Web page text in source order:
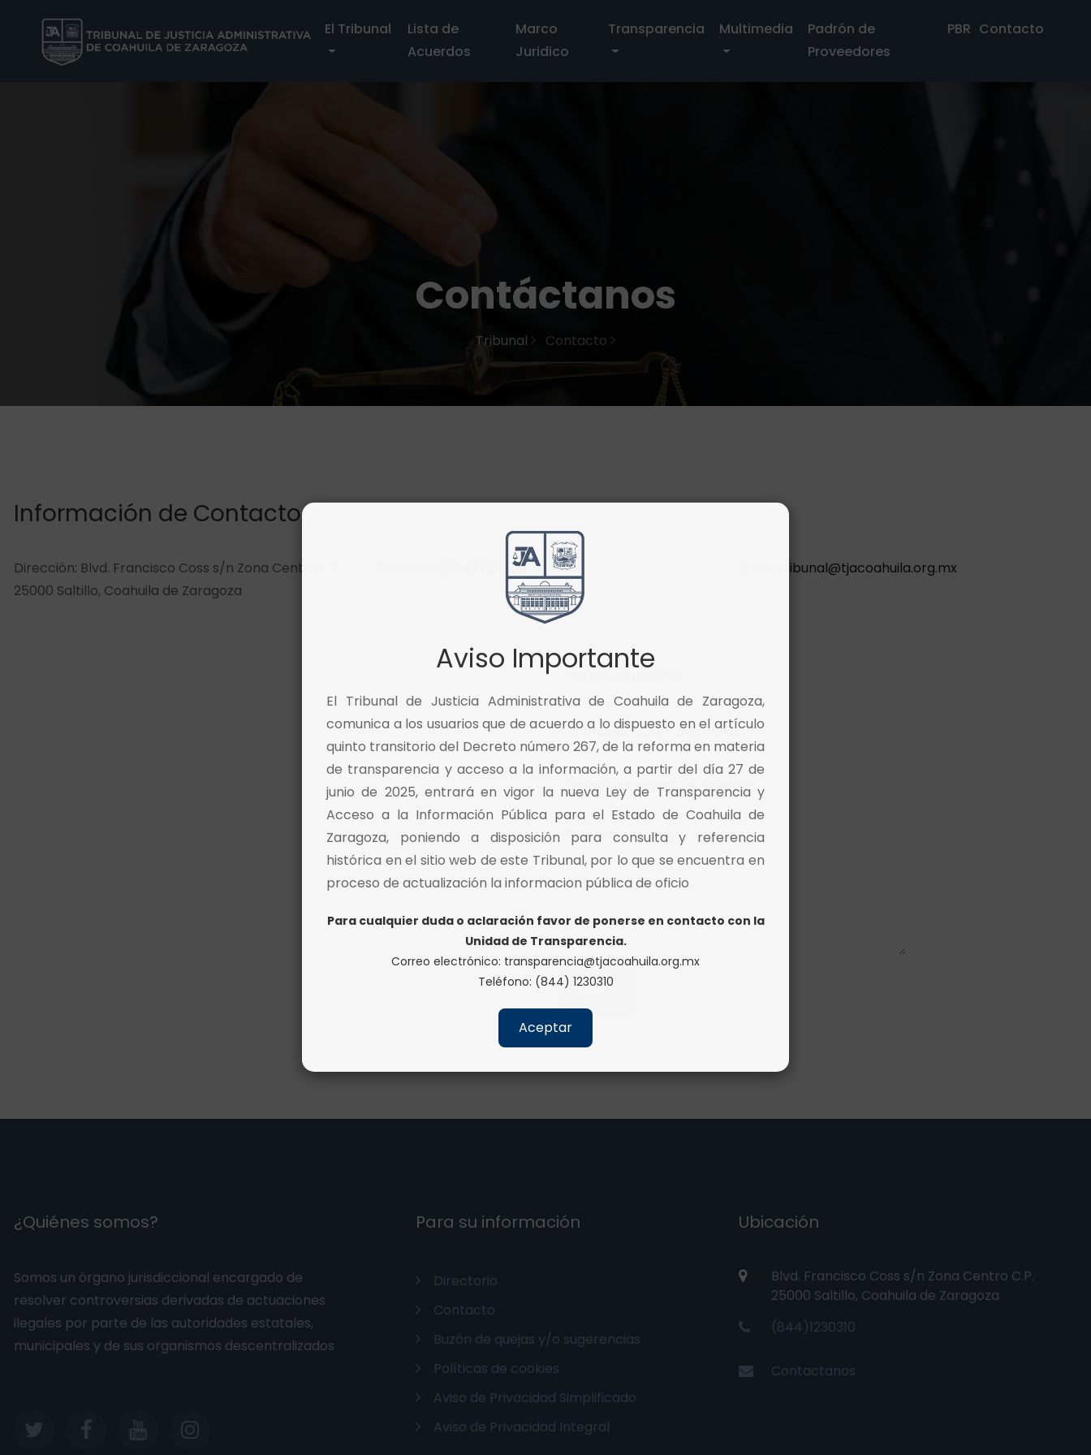
El Tribunal
Lista de
Acuerdos
Marco
Juridico
Transparencia Multimedia
Padrón de
Proveedores
PBR Contacto
Aviso Importante
El Tribunal de Justicia Administrativa de Coahuila de Zaragoza,
comunica a los usuarios que de acuerdo a lo dispuesto en el artículo
quinto transitorio del Decreto número 267, de la reforma en materia
de transparencia y acceso a la información, a partir del día 27 de
junio de 2025, entrará en vigor la nueva Ley de Transparencia y
Acceso a la Información Pública para el Estado de Coahuila de
Zaragoza, poniendo a disposición para consulta y referencia
histórica en el sitio web de este Tribunal, por lo que se encuentra en
proceso de actualización la informacion pública de oficio
Para cualquier duda o aclaración favor de ponerse en contacto con la
Unidad de Transparencia.
Correo electrónico: transparencia@tjacoahuila.org.mx
Teléfono: (844) 1230310
Aceptar
Contáctanos
Tribunal Contacto
Información de Contacto
Dirección: Blvd. Francisco Coss s/n Zona Centro C.P.
25000 Saltillo, Coahuila de Zaragoza
(844) 1230310 tribunal@tjacoahuila.org.mx
¿Quiénes somos?
Somos un órgano jurisdiccional encargado de
resolver controversias derivadas de actuaciones
ilegales por parte de las autoridades estatales,
municipales y de sus organismos descentralizados
Para su información
Directorio
Contacto
Buzón de quejas y/o sugerencias
Políticas de cookies
Aviso de Privacidad Simplificado
Aviso de Privacidad Integral
Ubicación
Blvd. Francisco Coss s/n Zona Centro C.P.
25000 Saltillo, Coahuila de Zaragoza
(844)1230310
Contactanos